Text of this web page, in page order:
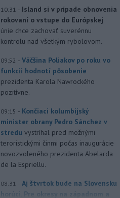
10:31 - Island si v prípade obnovenia
rokovaní o vstupe do Európskej
únie chce zachovať suverénnu
kontrolu nad všetkým rybolovom.
09:52 - Väčšina Poliakov po roku vo
funkcii hodnotí pôsobenie
prezidenta Karola Nawrockého
pozitívne.
09:15 - Končiaci kolumbijský
minister obrany Pedro Sánchez v
stredu vystríhal pred možnými
teroristickými činmi počas inaugurácie
novozvoleného prezidenta Abelarda
de la Espriellu.
08:31 - Aj štvrtok bude na Slovensku
horúci. Pre okresy na západnom a